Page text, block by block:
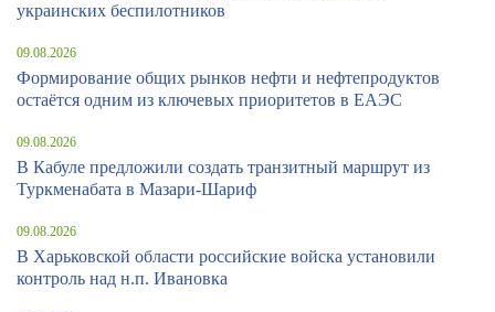
украинских беспилотников
09.08.2026
Формирование общих рынков нефти и нефтепродуктов
остаётся одним из ключевых приоритетов в ЕАЭС
09.08.2026
В Кабуле предложили создать транзитный маршрут из
Туркменабата в Мазари-Шариф
09.08.2026
В Харьковской области российские войска установили
контроль над н.п. Ивановка